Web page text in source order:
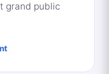
grand public